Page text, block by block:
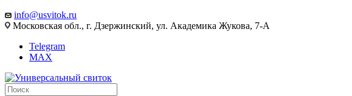
info@usvitok.ru
Московская обл., г. Дзержинский, ул. Академика Жукова, 7-А
Telegram
MAX